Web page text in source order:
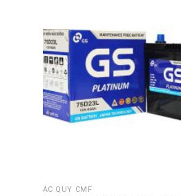
ẮC QUY CMF